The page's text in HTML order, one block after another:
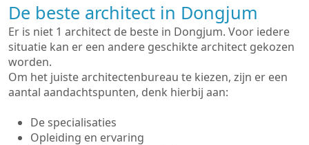
De beste architect in Dongjum
Er is niet 1 architect de beste in Dongjum. Voor iedere
situatie kan er een andere geschikte architect gekozen
worden.
Om het juiste architectenbureau te kiezen, zijn er een
aantal aandachtspunten, denk hierbij aan:
De specialisaties
Opleiding en ervaring